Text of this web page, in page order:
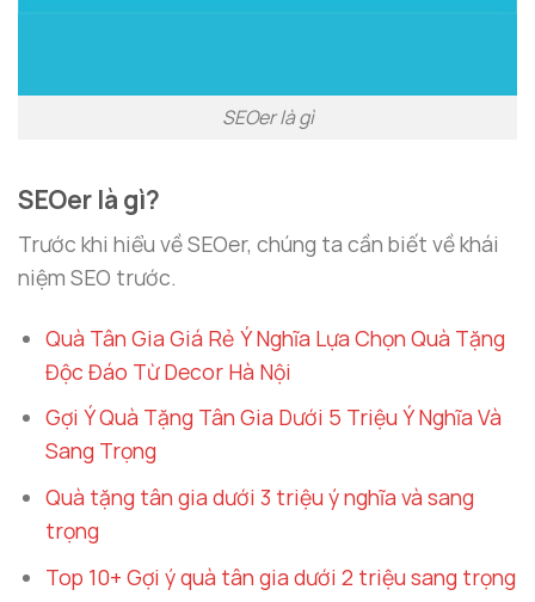
SEOer là gì
SEOer là gì?
Trước khi hiểu về SEOer, chúng ta cần biết về khái
niệm SEO trước.
Quà Tân Gia Giá Rẻ Ý Nghĩa Lựa Chọn Quà Tặng
Độc Đáo Từ Decor Hà Nội
Gợi Ý Quà Tặng Tân Gia Dưới 5 Triệu Ý Nghĩa Và
Sang Trọng
Quà tặng tân gia dưới 3 triệu ý nghĩa và sang
trọng
Top 10+ Gợi ý quà tân gia dưới 2 triệu sang trọng